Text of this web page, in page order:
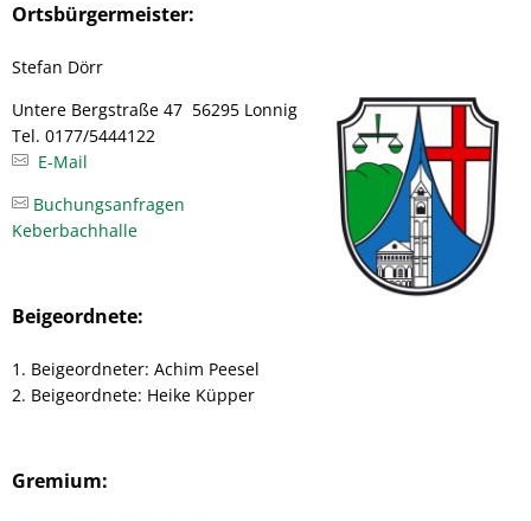
Ortsbürgermeister:
Stefan Dörr
Untere Bergstraße 47 56295 Lonnig
Tel. 0177/5444122
E-Mail
Buchungsanfragen
Keberbachhalle
Beigeordnete:
1. Beigeordneter: Achim Peesel
2. Beigeordnete: Heike Küpper
Gremium: